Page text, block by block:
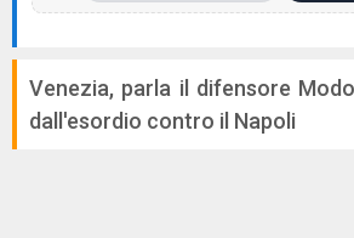
Venezia, parla il difensore
dall'esordio contro il Napoli